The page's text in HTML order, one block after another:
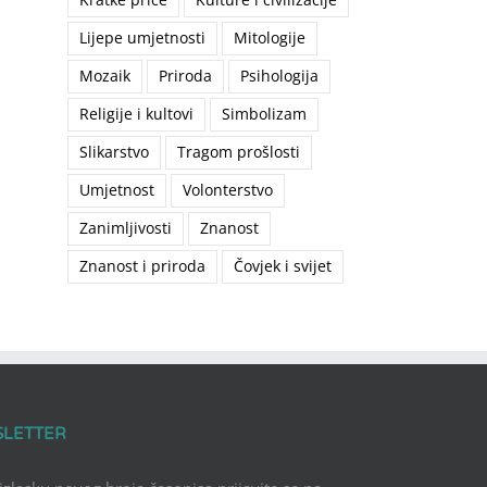
Lijepe umjetnosti
Mitologije
Mozaik
Priroda
Psihologija
Religije i kultovi
Simbolizam
Slikarstvo
Tragom prošlosti
Umjetnost
Volonterstvo
Zanimljivosti
Znanost
Znanost i priroda
Čovjek i svijet